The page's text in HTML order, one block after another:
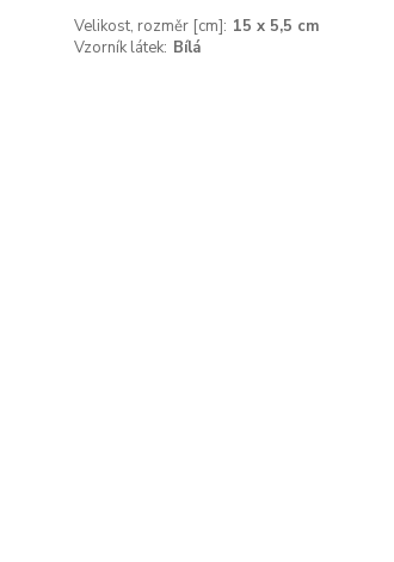
Velikost, rozměr [cm]: 15 x 5,5 cm
Vzorník látek: Bílá